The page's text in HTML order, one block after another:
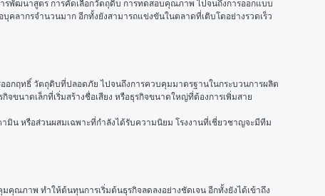
รพัฒนาสูตร การคัดเลือกวัตถุดิบ การทดสอบคุณภาพ ไปจนถึงการออกแบบ
คลากรจำนวนมาก อีกทั้งยังสามารถแข่งขันในตลาดที่เติบโตอย่างรวดเร็ว
อกฤทธิ์ วัตถุดิบที่ปลอดภัย ไปจนถึงการควบคุมมาตรฐานในกระบวนการผลิต
ขนาดเล็กที่เริ่มสร้างชื่อเสียง หรือธุรกิจขนาดใหญ่ที่ต้องการเพิ่มสาย
มิน หรือส่วนผสมเฉพาะที่กำลังได้รับความนิยม โรงงานที่เชี่ยวชาญจะมีทีม
คุณภาพ ทำให้ต้นทุนการเริ่มต้นธุรกิจลดลงอย่างชัดเจน อีกทั้งยังได้เข้าถึง